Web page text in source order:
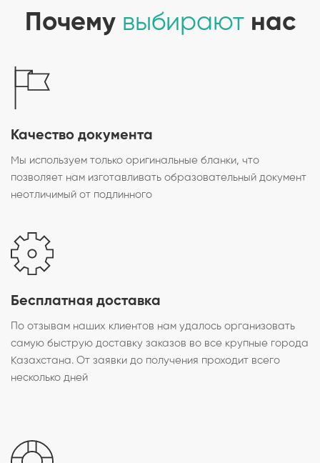
Почему выбираютнас
Качество документа
Мы используем только оригинальные бланки, что
позволяет нам изготавливать образовательный документ
неотличимый от подлинного
Бесплатная доставка
По отзывам наших клиентов нам удалось организовать
самую быструю доставку заказов во все крупные города
Казахстана. От заявки до получения проходит всего
несколько дней